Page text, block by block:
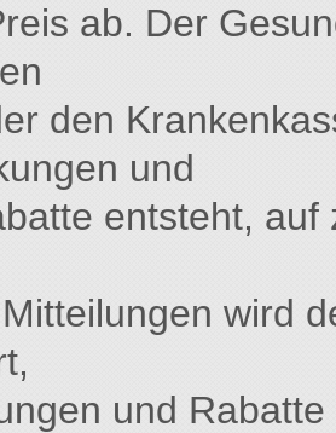
ab. Der
den
und
entsteht,
wird
und